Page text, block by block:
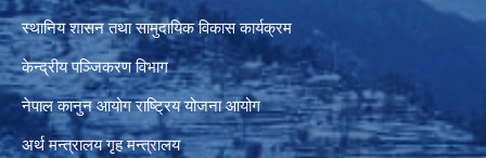
स्थानिय शासन तथा सामुदायिक विकास कार्यक्रम
केन्द्रीय पञ्जिकरण विभाग
नेपाल कानुन आयोग राष्ट्रिय योजना आयोग
अर्थ मन्त्रालय गृह मन्त्रालय